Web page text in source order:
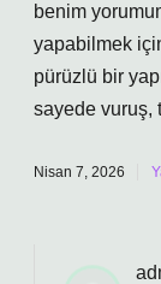
benim
yapabilmek
pürüzlü bir
sayede vuruş,
Nisan 7, 2026